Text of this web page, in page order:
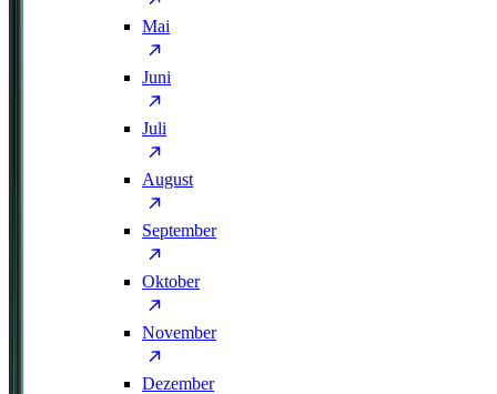
Mai
Juni
Juli
August
September
Oktober
November
Dezember